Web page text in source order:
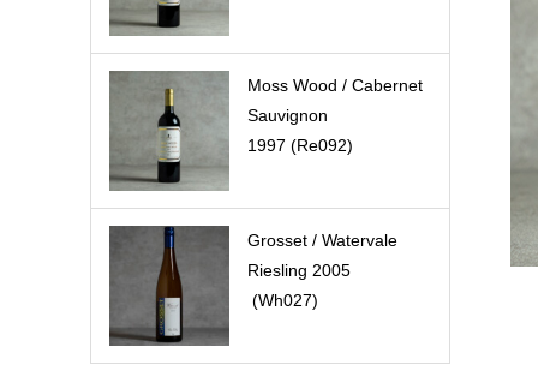
Moss Wood / Cabernet
Sauvignon
1997 (Re092)
Grosset / Watervale
Riesling 2005
(Wh027)